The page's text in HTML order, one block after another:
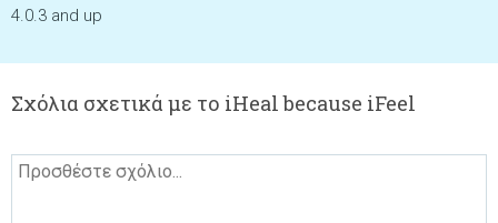
4.0.3 and up
Σχόλια σχετικά με το iHeal because iFeel